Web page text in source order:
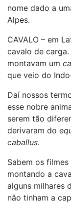
nome dado a
Alpes.
CAVALO – em
cavalo de carga.
montavam um
que veio do
Daí nossos
esse nobre
serem tão
derivaram do
caballus.
Sabem os
montando a
alguns milhares
não tinham a